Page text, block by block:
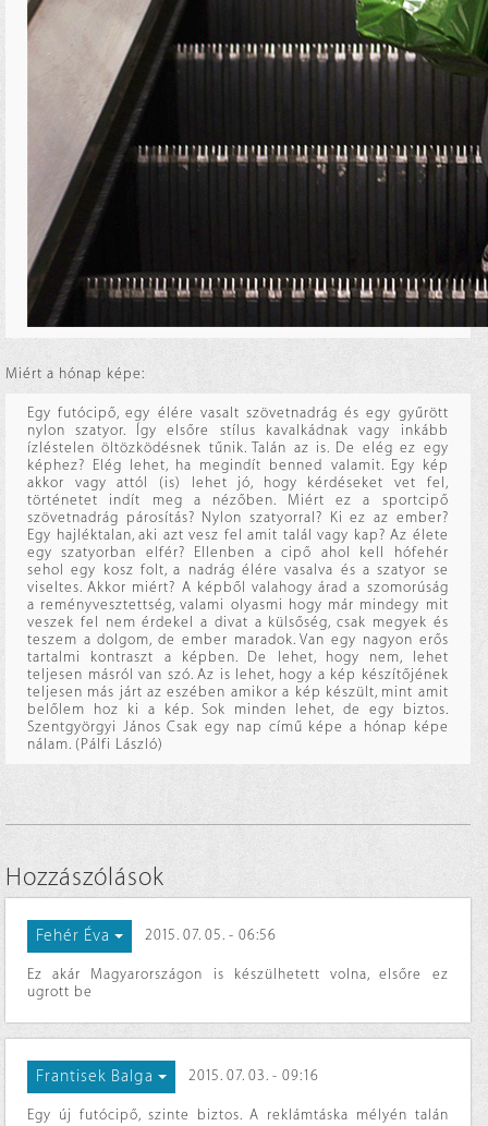
Miért a hónap képe:
Egy futócipő, egy élére vasalt szövetnadrág és egy gyűrött
nylon szatyor. Így elsőre stílus kavalkádnak vagy inkább
ízléstelen öltözködésnek tűnik. Talán az is. De elég ez egy
képhez? Elég lehet, ha megindít benned valamit. Egy kép
akkor vagy attól (is) lehet jó, hogy kérdéseket vet fel,
történetet indít meg a nézőben. Miért ez a sportcipő
szövetnadrág párosítás? Nylon szatyorral? Ki ez az ember?
Egy hajléktalan, aki azt vesz fel amit talál vagy kap? Az élete
egy szatyorban elfér? Ellenben a cipő ahol kell hófehér
sehol egy kosz folt, a nadrág élére vasalva és a szatyor se
viseltes. Akkor miért? A képből valahogy árad a szomorúság
a reményvesztettség, valami olyasmi hogy már mindegy mit
veszek fel nem érdekel a divat a külsőség, csak megyek és
teszem a dolgom, de ember maradok. Van egy nagyon erős
tartalmi kontraszt a képben. De lehet, hogy nem, lehet
teljesen másról van szó. Az is lehet, hogy a kép készítőjének
teljesen más járt az eszében amikor a kép készült, mint amit
belőlem hoz ki a kép. Sok minden lehet, de egy biztos.
Szentgyörgyi János Csak egy nap című képe a hónap képe
nálam. (Pálfi László)
Hozzászólások
Fehér Éva 2015. 07. 05. - 06:56
Ez akár Magyarországon is készülhetett volna, elsőre ez
ugrott be
Frantisek Balga 2015. 07. 03. - 09:16
Egy új futócipő, szinte biztos. A reklámtáska mélyén talán